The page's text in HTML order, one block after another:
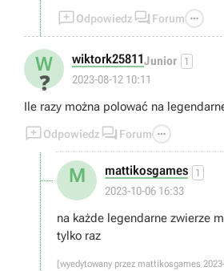
Odpowiedz  Forum 
W
❓
wiktork25811Junior 1
2023-08-12 10:11
Ile razy można polować na
Odpowiedz  Forum 
M mattikosgames 1
2023-10-06 16:33
na każde legendarne zwierze
tylko raz
[wyedytowany przez mattikosgames